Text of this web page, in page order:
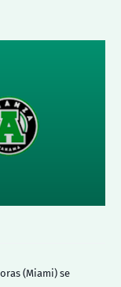
(Miami) se